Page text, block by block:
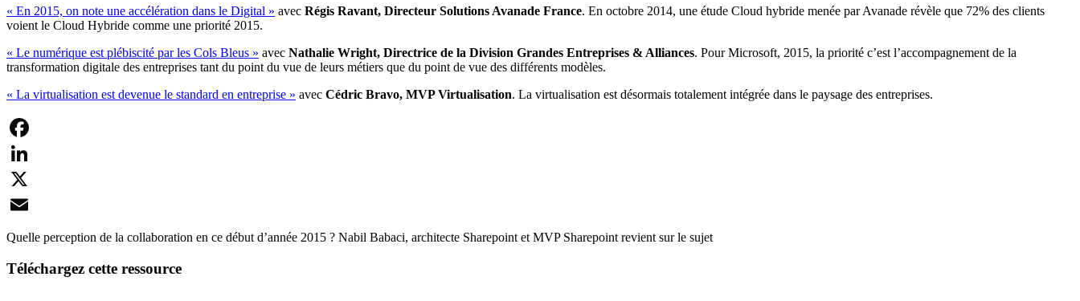
« En 2015, on note une accélération dans le Digital » avec Régis Ravant, Directeur Solutions Avanade France. En octobre 2014, une étude Cloud hybride menée par Avanade révèle que 72% des clients
voient le Cloud Hybride comme une priorité 2015.
« Le numérique est plébiscité par les Cols Bleus » avec Nathalie Wright, Directrice de la Division Grandes Entreprises & Alliances. Pour Microsoft, 2015, la priorité c’est l’accompagnement de la
transformation digitale des entreprises tant du point du vue de leurs métiers que du point de vue des différents modèles.
« La virtualisation est devenue le standard en entreprise » avec Cédric Bravo, MVP Virtualisation. La virtualisation est désormais totalement intégrée dans le paysage des entreprises.
Facebook
LinkedIn
X
Email
Quelle perception de la collaboration en ce début d’année 2015 ? Nabil Babaci, architecte Sharepoint et MVP Sharepoint revient sur le sujet
Téléchargez cette ressource